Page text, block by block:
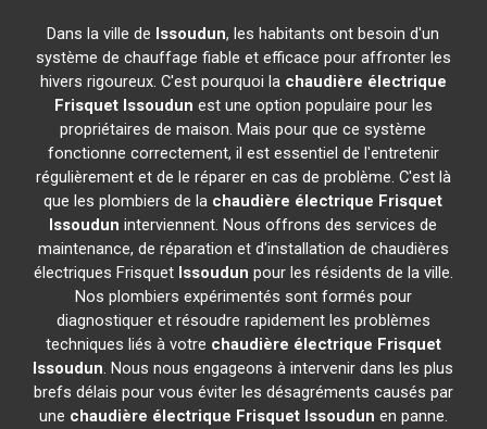
Dans la ville de Issoudun, les habitants ont besoin d'un
système de chauffage fiable et efficace pour affronter les
hivers rigoureux. C'est pourquoi la chaudière électrique
Frisquet Issoudun est une option populaire pour les
propriétaires de maison. Mais pour que ce système
fonctionne correctement, il est essentiel de l'entretenir
régulièrement et de le réparer en cas de problème. C'est là
que les plombiers de la chaudière électrique Frisquet
Issoudun interviennent. Nous offrons des services de
maintenance, de réparation et d'installation de chaudières
électriques Frisquet Issoudun pour les résidents de la ville.
Nos plombiers expérimentés sont formés pour
diagnostiquer et résoudre rapidement les problèmes
techniques liés à votre chaudière électrique Frisquet
Issoudun. Nous nous engageons à intervenir dans les plus
brefs délais pour vous éviter les désagréments causés par
une chaudière électrique Frisquet Issoudun en panne.